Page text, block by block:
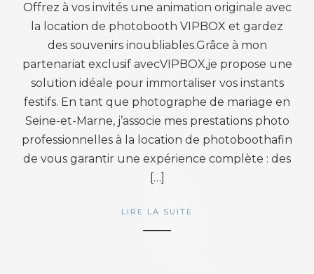
Offrez à vos invités une animation originale avec
la location de photobooth VIPBOX et gardez
des souvenirs inoubliables.Grâce à mon
partenariat exclusif avecVIPBOX,je propose une
solution idéale pour immortaliser vos instants
festifs. En tant que photographe de mariage en
Seine-et-Marne, j’associe mes prestations photo
professionnelles à la location de photoboothafin
de vous garantir une expérience complète : des
[…]
LIRE LA SUITE